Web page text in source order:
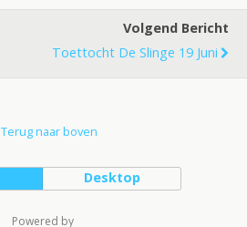
Volgend Bericht
Toettocht De Slinge 19 Juni
Terug naar boven
Desktop
Powered by